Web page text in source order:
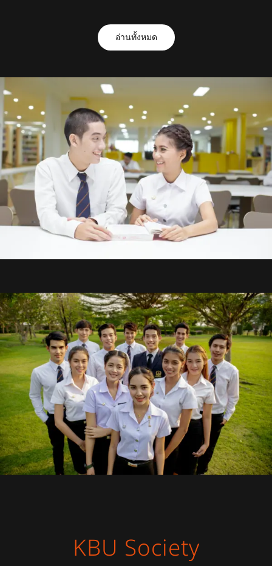
อ่านทั้งหมด
KBU Society